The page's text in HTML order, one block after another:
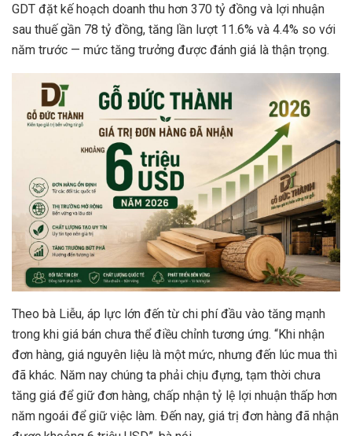
GDT đặt kế hoạch doanh thu hơn 370 tỷ đồng và lợi nhuận
sau thuế gần 78 tỷ đồng, tăng lần lượt 11.6% và 4.4% so với
năm trước — mức tăng trưởng được đánh giá là thận trọng.
Theo bà Liễu, áp lực lớn đến từ chi phí đầu vào tăng mạnh
trong khi giá bán chưa thể điều chỉnh tương ứng. “Khi nhận
đơn hàng, giá nguyên liệu là một mức, nhưng đến lúc mua thì
đã khác. Năm nay chúng ta phải chịu đựng, tạm thời chưa
tăng giá để giữ đơn hàng, chấp nhận tỷ lệ lợi nhuận thấp hơn
năm ngoái để giữ việc làm. Đến nay, giá trị đơn hàng đã nhận